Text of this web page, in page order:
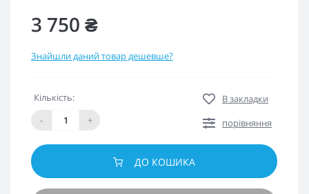
3 750 ₴
Знайшли даний товар дешевше?
Кількість:
-
+
В закладки
порівняння
ДО КОШИКА